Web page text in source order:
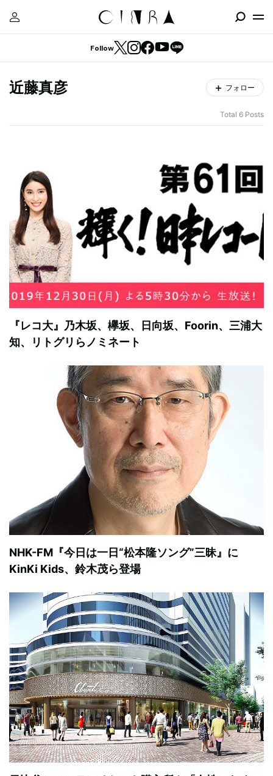
Follow
近藤真彦 フォロー
Total 6 Posts
『レコ大』乃木坂、欅坂、日向坂、Foorin、三浦大
知、リトグリらノミネート
NHK-FM『今日は一日“松本隆ソング”三昧』に
KinKi Kids、鈴木茂ら登場